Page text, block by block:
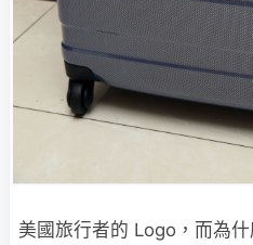
美國旅行者的 Logo，而為